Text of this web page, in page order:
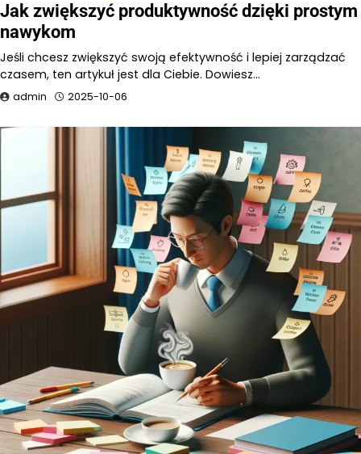
Jak zwiększyć produktywność dzięki prostym
nawykom
Jeśli chcesz zwiększyć swoją efektywność i lepiej zarządzać
czasem, ten artykuł jest dla Ciebie. Dowiesz…
admin 2025-10-06